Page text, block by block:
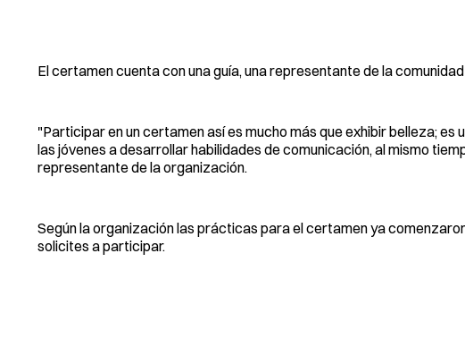
El certamen cuenta con una guía, una representante de la
"Participar en un certamen así es mucho más que exhibir belleza;
las jóvenes a desarrollar habilidades de comunicación, al mismo
representante de la organización.
Según la organización las prácticas para el certamen ya
solicites a participar.